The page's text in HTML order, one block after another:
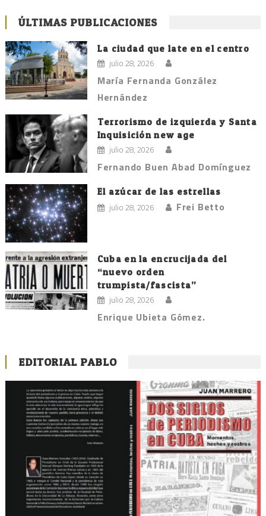
ÚLTIMAS PUBLICACIONES
La ciudad que late en el centro
julio 28, 2026
María Fernanda González
Hernández
Terrorismo de izquierda y Santa
Inquisición new age
julio 28, 2026
Fernando Buen Abad Domínguez
El azúcar de las estrellas
julio 28, 2026 Frei Betto
Cuba en la encrucijada del
“nuevo orden
trumpista/fascista”
julio 28, 2026
Enrique Ubieta Gómez.
EDITORIAL PABLO